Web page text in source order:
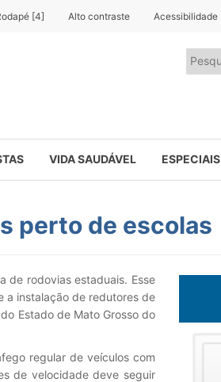
[4] Alto contraste Acessibilidade
VIDA SAUDÁVEL ESPECIAIS
perto de escolas
de rodovias estaduais. Esse
a instalação de redutores de
Estado de Mato Grosso do
regular de veículos com
de velocidade deve seguir